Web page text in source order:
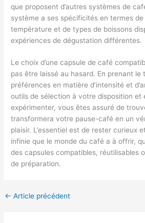
que proposent d’autres systèmes de
système a ses spécificités en termes de
température et de types de boissons
expériences de dégustation différentes.
Le choix d’une capsule de café
pas être laissé au hasard. En prenant le
préférences en matière d’intensité et
outils de sélection à votre disposition et
expérimenter, vous êtes assuré de
transformera votre pause-café en un
plaisir. L’essentiel est de rester curieux
infinie que le monde du café a à offrir,
des capsules compatibles, réutilisables
de préparation.
← Article précédent